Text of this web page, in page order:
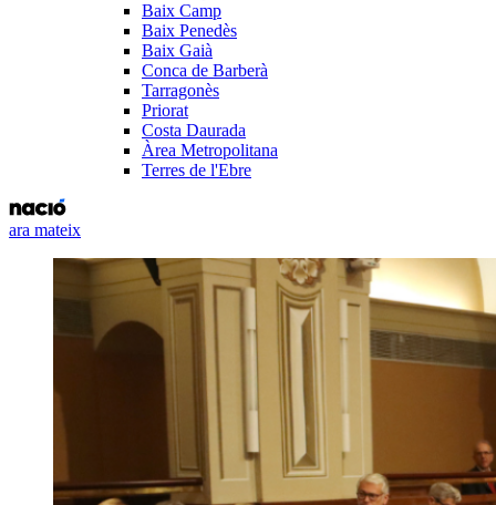
Baix Camp
Baix Penedès
Baix Gaià
Conca de Barberà
Tarragonès
Priorat
Costa Daurada
Àrea Metropolitana
Terres de l'Ebre
ara mateix